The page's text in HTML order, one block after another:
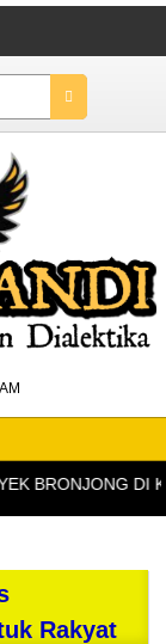
BRONJONG DI
Rakyat